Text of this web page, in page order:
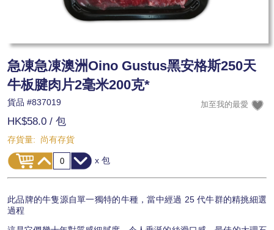
急凍急凍澳洲Oino Gustus黑安格斯250天
牛板腱肉片2毫米200克*
貨品 #837019
HK$58.0 / 包
存貨量: 尚有存貨
x 包
此品牌的牛隻源自單一獨特的牛種，當中經過 25 代牛群的精挑細選
過程